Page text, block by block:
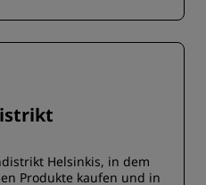
Helsinkis, in dem
Produkte kaufen und in